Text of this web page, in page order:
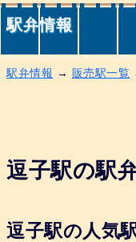
駅弁情報
駅弁情報 → 販売駅一覧
逗子駅の駅
逗子駅の人気